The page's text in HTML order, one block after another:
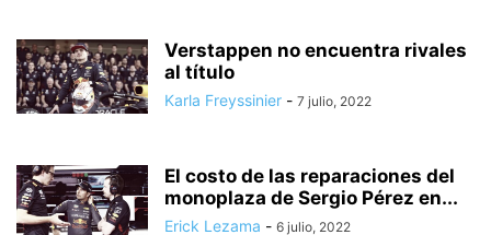
Verstappen no encuentra rivales
al título
Karla Freyssinier - 7 julio, 2022
El costo de las reparaciones del
monoplaza de Sergio Pérez en...
Erick Lezama - 6 julio, 2022